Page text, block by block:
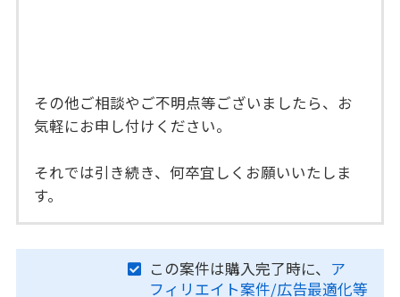
その他ご相談やご不明点等ございましたら、お
気軽にお申し付けください。
それでは引き続き、何卒宜しくお願いいたしま
す。
この案件は購入完了時に、 ア
フィリエイト案件/広告最適化等